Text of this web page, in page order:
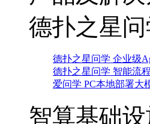
德扑之星问
德扑之星问学 企业级
德扑之星问学 智能流
爱问学 PC本地部署大
智算基础